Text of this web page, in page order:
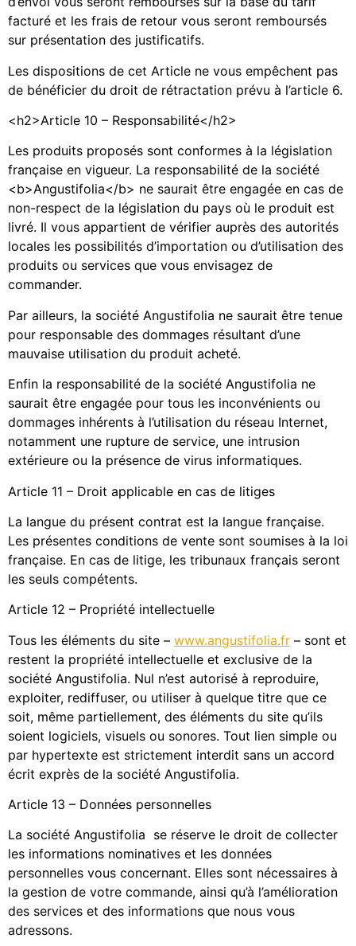
facturé et les frais de retour vous seront remboursés
sur présentation des justificatifs.
Les dispositions de cet Article ne vous empêchent pas
de bénéficier du droit de rétractation prévu à l’article 6.
<h2>Article 10 – Responsabilité</h2>
Les produits proposés sont conformes à la législation
française en vigueur. La responsabilité de la société
<b>Angustifolia</b> ne saurait être engagée en cas de
non-respect de la législation du pays où le produit est
livré. Il vous appartient de vérifier auprès des autorités
locales les possibilités d’importation ou d’utilisation des
produits ou services que vous envisagez de
commander.
Par ailleurs, la société Angustifolia ne saurait être tenue
pour responsable des dommages résultant d’une
mauvaise utilisation du produit acheté.
Enfin la responsabilité de la société Angustifolia ne
saurait être engagée pour tous les inconvénients ou
dommages inhérents à l’utilisation du réseau Internet,
notamment une rupture de service, une intrusion
extérieure ou la présence de virus informatiques.
Article 11 – Droit applicable en cas de litiges
La langue du présent contrat est la langue française.
Les présentes conditions de vente sont soumises à la loi
française. En cas de litige, les tribunaux français seront
les seuls compétents.
Article 12 – Propriété intellectuelle
Tous les éléments du site – www.angustifolia.fr – sont et
restent la propriété intellectuelle et exclusive de la
société Angustifolia. Nul n’est autorisé à reproduire,
exploiter, rediffuser, ou utiliser à quelque titre que ce
soit, même partiellement, des éléments du site qu’ils
soient logiciels, visuels ou sonores. Tout lien simple ou
par hypertexte est strictement interdit sans un accord
écrit exprès de la société Angustifolia.
Article 13 – Données personnelles
La société Angustifolia se réserve le droit de collecter
les informations nominatives et les données
personnelles vous concernant. Elles sont nécessaires à
la gestion de votre commande, ainsi qu’à l’amélioration
des services et des informations que nous vous
adressons.